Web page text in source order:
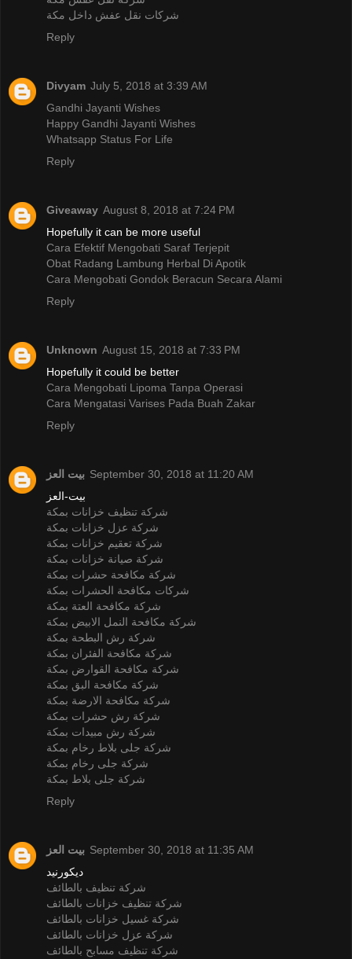
شركات نقل عفش داخل مكة
Reply
Divyam July 5, 2018 at 3:39 AM
Gandhi Jayanti Wishes
Happy Gandhi Jayanti Wishes
Whatsapp Status For Life
Reply
Giveaway August 8, 2018 at 7:24 PM
Hopefully it can be more useful
Cara Efektif Mengobati Saraf Terjepit
Obat Radang Lambung Herbal Di Apotik
Cara Mengobati Gondok Beracun Secara Alami
Reply
Unknown August 15, 2018 at 7:33 PM
Hopefully it could be better
Cara Mengobati Lipoma Tanpa Operasi
Cara Mengatasi Varises Pada Buah Zakar
Reply
بيت العز September 30, 2018 at 11:20 AM
بيت-العز
شركة تنظيف خزانات بمكة
شركة عزل خزانات بمكة
شركة تعقيم خزانات بمكة
شركة صيانة خزانات بمكة
شركة مكافحة حشرات بمكة
شركات مكافحة الحشرات بمكة
شركة مكافحة العتة بمكة
شركة مكافحة النمل الابيض بمكة
شركة رش البطحة بمكة
شركة مكافحة الفئران بمكة
شركة مكافحة القوارض بمكة
شركة مكافحة البق بمكة
شركة مكافحة الارضة بمكة
شركة رش حشرات بمكة
شركة رش مبيدات بمكة
شركة جلى بلاط رخام بمكة
شركة جلى رخام بمكة
شركة جلى بلاط بمكة
Reply
بيت العز September 30, 2018 at 11:35 AM
ديكورنيد
شركة تنظيف بالطائف
شركة تنظيف خزانات بالطائف
شركة غسيل خزانات بالطائف
شركة عزل خزانات بالطائف
شركة تنظيف مسابح بالطائف